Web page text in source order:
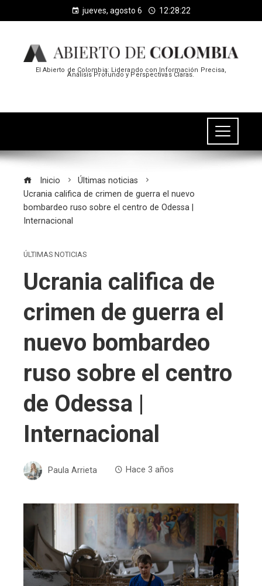
jueves, agosto 6 12:28:23
El Abierto de Colombia: Liderando con Información Precisa,
Análisis Profundo y Perspectivas Claras.
Inicio
Últimas noticias
Ucrania califica de crimen de guerra el nuevo
bombardeo ruso sobre el centro de Odessa |
Internacional
ÚLTIMAS NOTICIAS
Ucrania califica de
crimen de guerra el
nuevo bombardeo
ruso sobre el centro
de Odessa |
Internacional
Paula Arrieta Hace 3 años